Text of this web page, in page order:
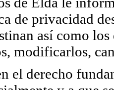
de privacidad
así como
modificarlos,
el derecho